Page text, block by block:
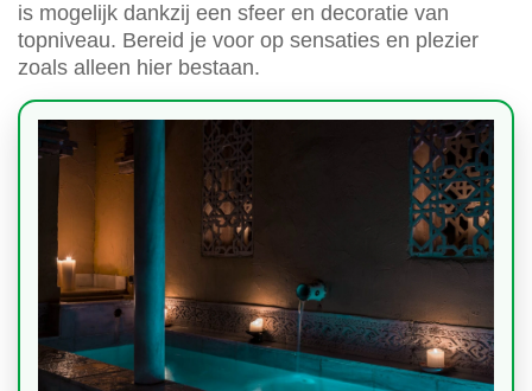
is mogelijk dankzij een sfeer en decoratie van
topniveau. Bereid je voor op sensaties en plezier
zoals alleen hier bestaan.